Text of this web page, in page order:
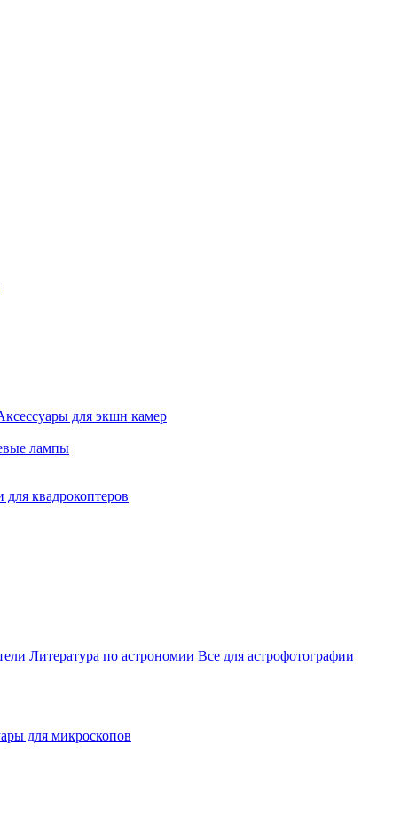
для экшн камер
лампы
для квадрокоптеров
Литература по астрономии Все для астрофотографии
для микроскопов